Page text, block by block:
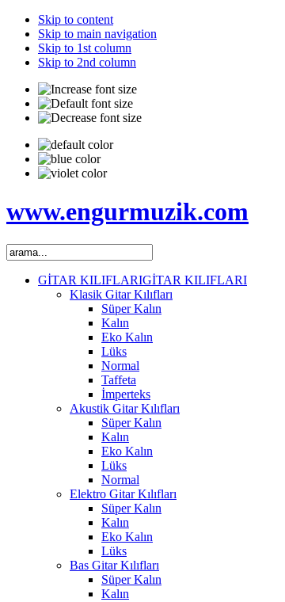
Skip to content
Skip to main navigation
Skip to 1st column
Skip to 2nd column
www.engurmuzik.com
GİTAR KILIFLARIGİTAR KILIFLARI
Klasik Gitar Kılıfları
Süper Kalın
Kalın
Eko Kalın
Lüks
Normal
Taffeta
İmperteks
Akustik Gitar Kılıfları
Süper Kalın
Kalın
Eko Kalın
Lüks
Normal
Elektro Gitar Kılıfları
Süper Kalın
Kalın
Eko Kalın
Lüks
Bas Gitar Kılıfları
Süper Kalın
Kalın